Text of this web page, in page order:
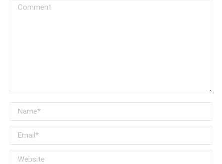
Comment
Name *
Email *
Website